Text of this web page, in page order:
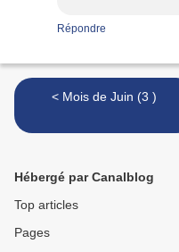
Répondre
< Mois de Juin (3 )
Hébergé par Canalblog
Top articles
Pages